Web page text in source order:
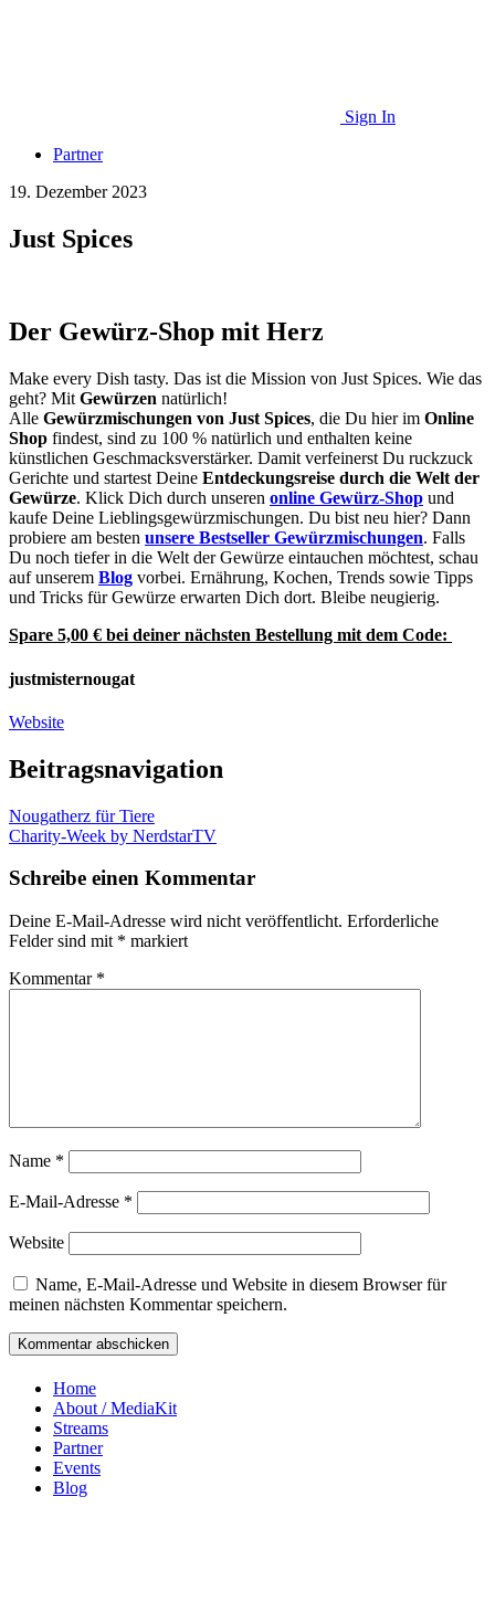
Sign In
Partner
19. Dezember 2023
Just Spices
Der Gewürz-Shop mit Herz
Make every Dish tasty. Das ist die Mission von Just Spices. Wie das
geht? Mit Gewürzen natürlich!
Alle Gewürzmischungen von Just Spices, die Du hier im Online
Shop findest, sind zu 100 % natürlich und enthalten keine
künstlichen Geschmacksverstärker. Damit verfeinerst Du ruckzuck
Gerichte und startest Deine Entdeckungsreise durch die Welt der
Gewürze. Klick Dich durch unseren online Gewürz-Shop und
kaufe Deine Lieblingsgewürzmischungen. Du bist neu hier? Dann
probiere am besten unsere Bestseller Gewürzmischungen. Falls
Du noch tiefer in die Welt der Gewürze eintauchen möchtest, schau
auf unserem Blog vorbei. Ernährung, Kochen, Trends sowie Tipps
und Tricks für Gewürze erwarten Dich dort. Bleibe neugierig.
Spare 5,00 € bei deiner nächsten Bestellung mit dem Code:
justmisternougat
Website
Beitragsnavigation
Nougatherz für Tiere
Charity-Week by NerdstarTV
Schreibe einen Kommentar
Deine E-Mail-Adresse wird nicht veröffentlicht. Erforderliche
Felder sind mit * markiert
Kommentar *
Name *
E-Mail-Adresse *
Website
Name, E-Mail-Adresse und Website in diesem Browser für
meinen nächsten Kommentar speichern.
Home
About / MediaKit
Streams
Partner
Events
Blog